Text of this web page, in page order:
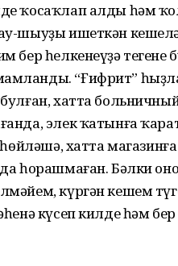
ҡосаҡлап алды һәм
шыуҙы ишеткән
һелкенеүҙә тегене
“Ғифрит”
хатта
элек ҡатынға
хатта
һорашмаған. Бәлки
күргән кешем
күсеп килде һәм